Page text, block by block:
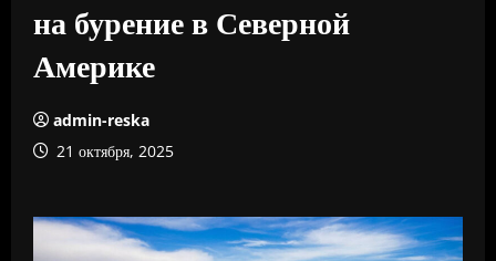
на бурение в Северной
Америке
admin-reska
21 октября, 2025